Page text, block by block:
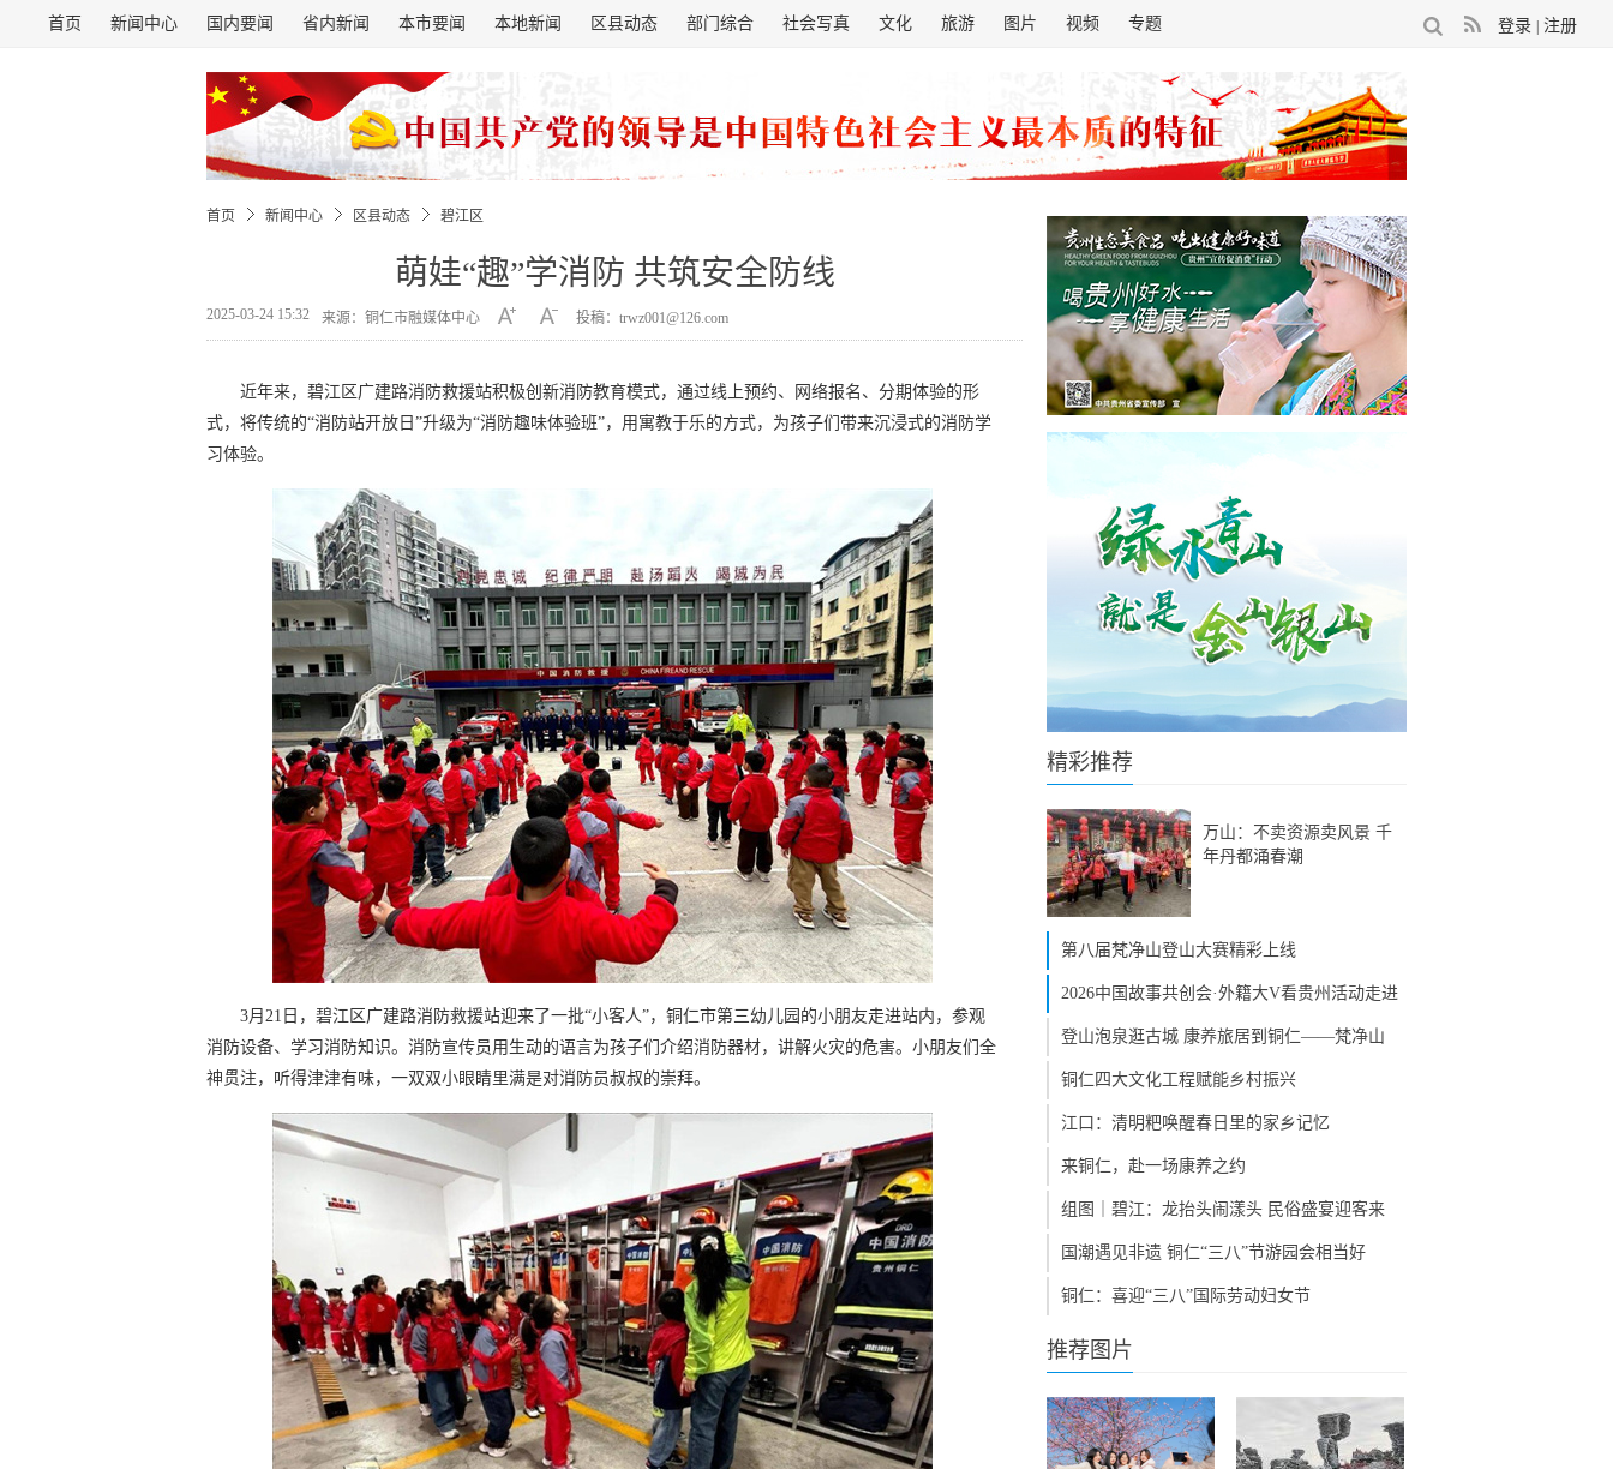
登录 注册
首页 新闻中心 国内要闻 省内新闻 本市要闻 本地新闻 区县动态 部门综合 社会写真 文化 旅游 图片 视频 专题
首页 新闻中心 区县动态 碧江区
萌娃“趣”学消防 共筑安全防线
2025-03-24 15:32 来源：铜仁市融媒体中心 投稿：trwz001@126.com
近年来，碧江区广建路消防救援站积极创新消防教育模式，通过线上预约、网络报名、分期体验的形
式，将传统的“消防站开放日”升级为“消防趣味体验班”，用寓教于乐的方式，为孩子们带来沉浸式的消防学
习体验。
3月21日，碧江区广建路消防救援站迎来了一批“小客人”，铜仁市第三幼儿园的小朋友走进站内，参观
消防设备、学习消防知识。消防宣传员用生动的语言为孩子们介绍消防器材，讲解火灾的危害。小朋友们全
神贯注，听得津津有味，一双双小眼睛里满是对消防员叔叔的崇拜。
精彩推荐
万山：不卖资源卖风景 千
年丹都涌春潮
第八届梵净山登山大赛精彩上线
2026中国故事共创会·外籍大V看贵州活动走进
登山泡泉逛古城 康养旅居到铜仁——梵净山
铜仁四大文化工程赋能乡村振兴
江口：清明粑唤醒春日里的家乡记忆
来铜仁，赴一场康养之约
组图｜碧江：龙抬头闹漾头 民俗盛宴迎客来
国潮遇见非遗 铜仁“三八”节游园会相当好
铜仁：喜迎“三八”国际劳动妇女节
推荐图片